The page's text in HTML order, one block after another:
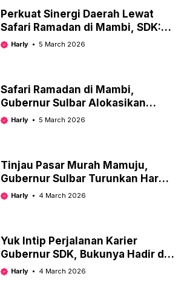
Perkuat Sinergi Daerah Lewat
Safari Ramadan di Mambi, SDK:
Kabupaten dan Provinsi Tak Bisa
Harly 5 March 2026
Safari Ramadan di Mambi,
Gubernur Sulbar Alokasikan
Rp40 Miliar untuk Pembangunan
Harly 5 March 2026
Tinjau Pasar Murah Mamuju,
Gubernur Sulbar Turunkan Harga
Beras dan Telur hingga 30
Harly 4 March 2026
Yuk Intip Perjalanan Karier
Gubernur SDK, Bukunya Hadir di
Rak Layanan Perpustakaan
Harly 4 March 2026